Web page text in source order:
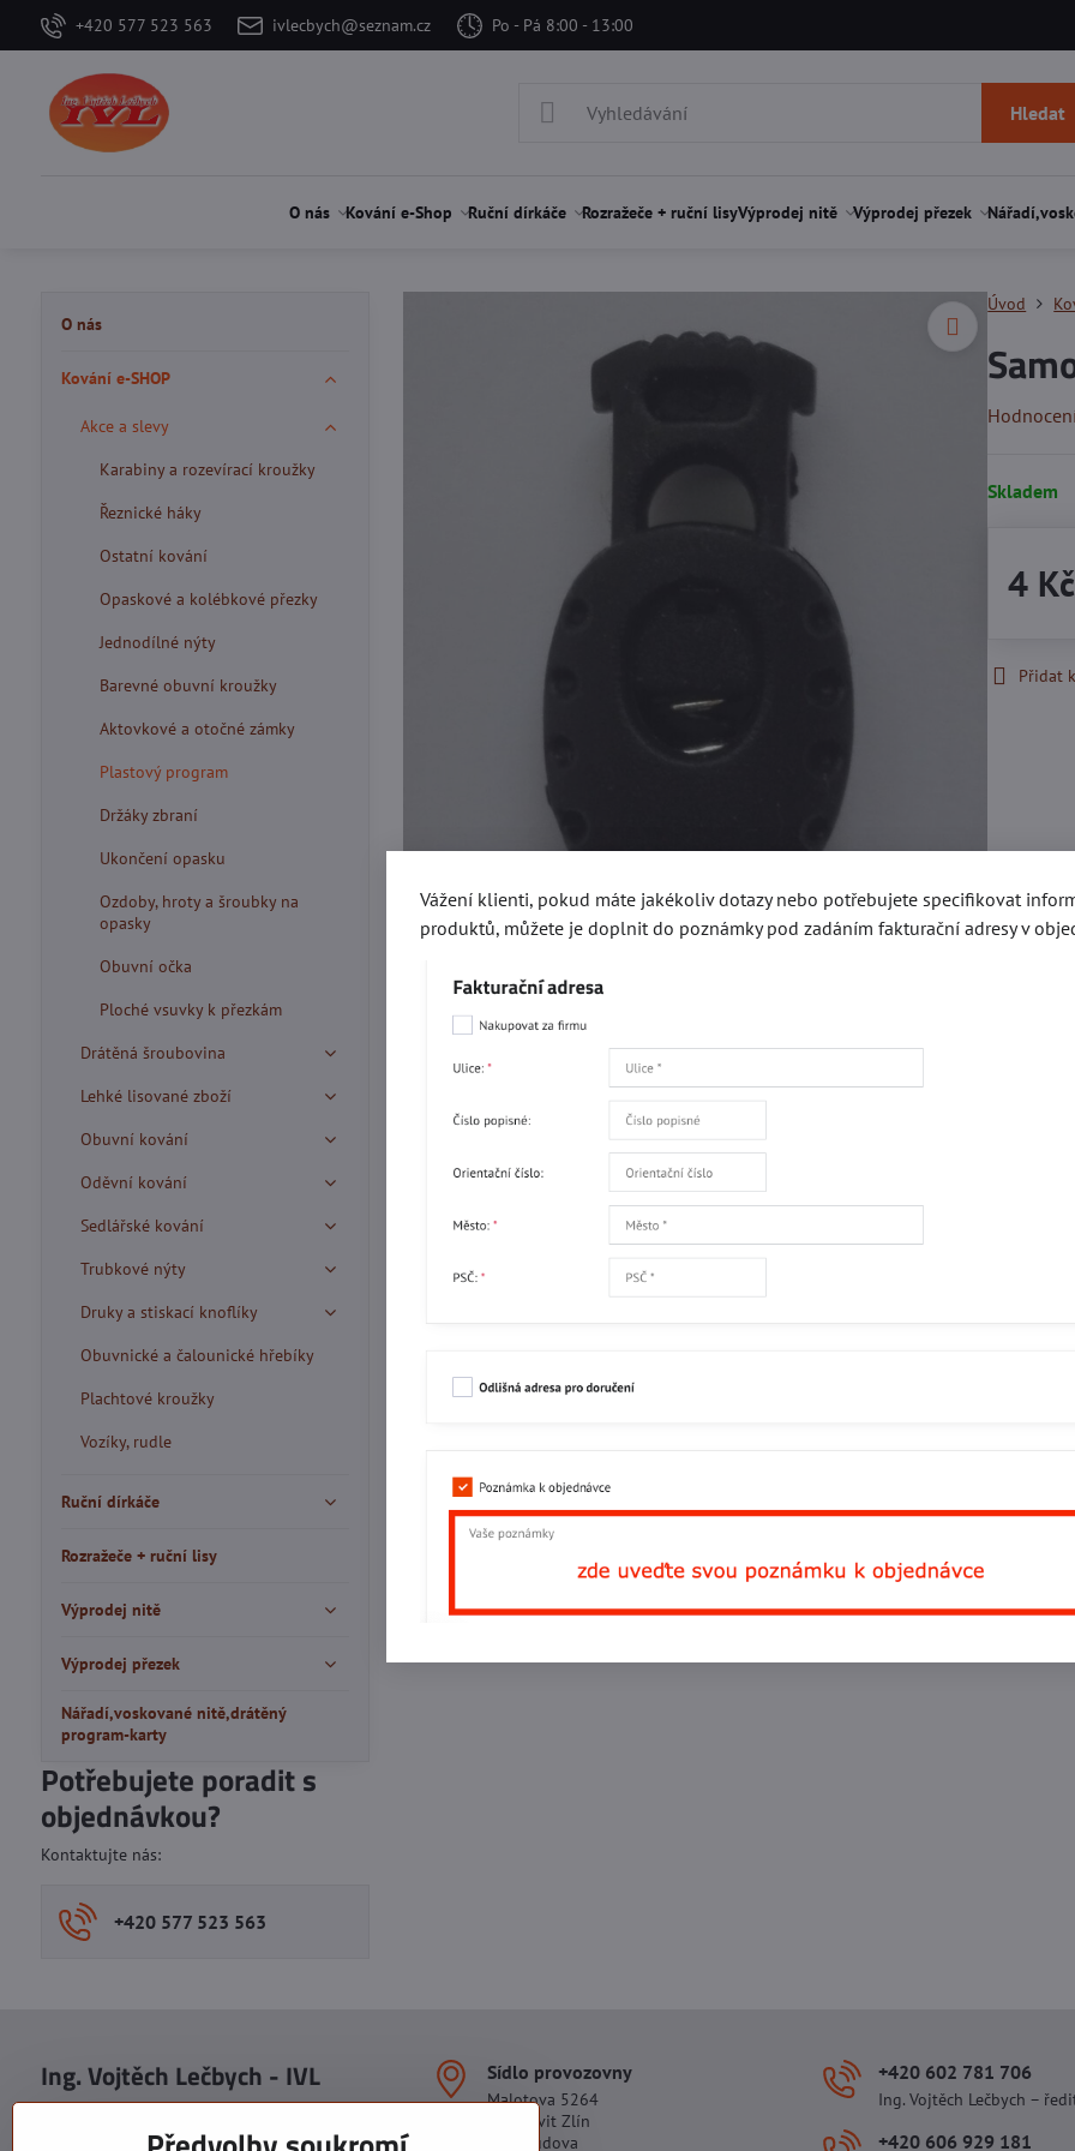
+420 577 523 563 ivlecbych@seznam.cz Po - Pá 8:00 - 13:00
Hledat
O nás Kování e-Shop Ruční dírkáče Rozražeče + ruční lisyVýprodej nitě Výprodej přezek
Úvod
Skladem
4 Kč
Přidat
Recenze
O nás
Kování e-SHOP
Akce a slevy
Karabiny a rozevírací kroužky
Řeznické háky
Ostatní kování
Opaskové a kolébkové přezky
Jednodílné nýty
Barevné obuvní kroužky
Aktovkové a otočné zámky
Plastový program
Držáky zbraní
Ukončení opasku
Ozdoby, hroty a šroubky na
opasky
Obuvní očka
Ploché vsuvky k přezkám
Drátěná šroubovina
Lehké lisované zboží
Obuvní kování
Oděvní kování
Sedlářské kování
Trubkové nýty
Druky a stiskací knoflíky
Obuvnické a čalounické hřebíky
Plachtové kroužky
Vozíky, rudle
Ruční dírkáče
Rozražeče + ruční lisy
Výprodej nitě
Výprodej přezek
Nářadí,voskované nitě,drátěný
program-karty
Potřebujete poradit s
objednávkou?
Kontaktujte nás:
+420 577 523 563
Ing. Vojtěch Lečbych - IVL
DIČ: CZ5602130809
Sídlo provozovny
Malotova 5264
Areál Svit Zlín
113. budova
+420 602 781 706
Ing. Vojtěch Lečbych –
+420 606 929 181
Vážení klienti, pokud máte jakékoliv dotazy nebo potřebujete specifikovat
produktů, můžete je doplnit do poznámky pod zadáním fakturační adresy v